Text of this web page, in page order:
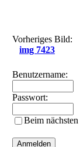
Vorheriges Bild:
img 7423
Benutzername:
Passwort:
Beim